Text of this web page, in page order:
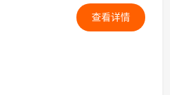
查看详情